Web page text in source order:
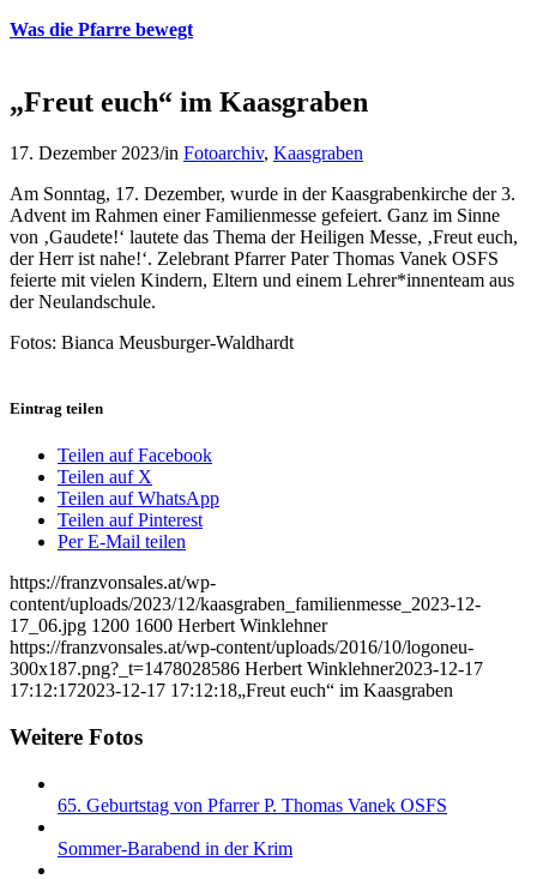
Was die Pfarre bewegt
„Freut euch“ im Kaasgraben
17. Dezember 2023/in Fotoarchiv, Kaasgraben
Am Sonntag, 17. Dezember, wurde in der Kaasgrabenkirche der 3.
Advent im Rahmen einer Familienmesse gefeiert. Ganz im Sinne
von ‚Gaudete!‘ lautete das Thema der Heiligen Messe, ‚Freut euch,
der Herr ist nahe!‘. Zelebrant Pfarrer Pater Thomas Vanek OSFS
feierte mit vielen Kindern, Eltern und einem Lehrer*innenteam aus
der Neulandschule.
Fotos: Bianca Meusburger-Waldhardt
Eintrag teilen
Teilen auf Facebook
Teilen auf X
Teilen auf WhatsApp
Teilen auf Pinterest
Per E-Mail teilen
https://franzvonsales.at/wp-
content/uploads/2023/12/kaasgraben_familienmesse_2023-12-
17_06.jpg 1200 1600 Herbert Winklehner
https://franzvonsales.at/wp-content/uploads/2016/10/logoneu-
300x187.png?_t=1478028586 Herbert Winklehner2023-12-17
17:12:172023-12-17 17:12:18„Freut euch“ im Kaasgraben
Weitere Fotos
65. Geburtstag von Pfarrer P. Thomas Vanek OSFS
Sommer-Barabend in der Krim